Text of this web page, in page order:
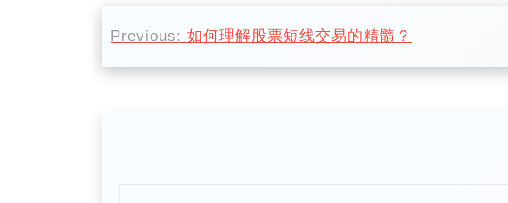
文
章
Previous: 如何理解股票短线交易的精髓？